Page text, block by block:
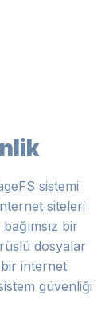
sistemi
siteleri
bir
dosyalar
internet
güvenliği